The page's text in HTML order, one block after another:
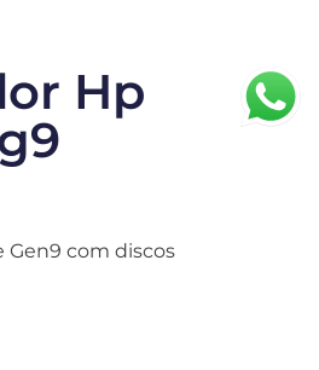
Hp
Gen9 com discos